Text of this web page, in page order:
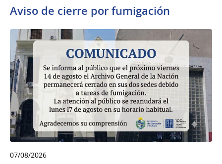
Aviso de cierre por fumigación
07/08/2026